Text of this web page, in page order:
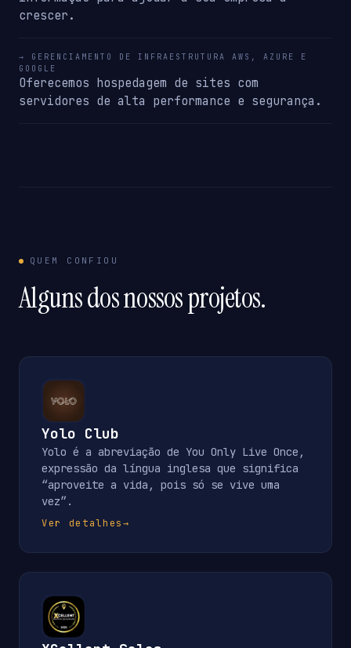
crescer.
→ GERENCIAMENTO DE INFRAESTRUTURA AWS, AZURE E
GOOGLE
Oferecemos hospedagem de sites com
servidores de alta performance e segurança.
QUEM CONFIOU
Alguns dos nossos projetos.
Yolo Club
Yolo é a abreviação de You Only Live Once,
expressão da língua inglesa que significa
“aproveite a vida, pois só se vive uma
vez”.
Ver detalhes→